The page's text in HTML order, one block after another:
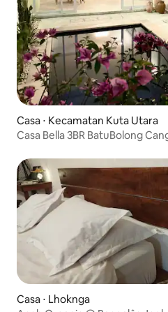
Casa ⋅ Kecamatan Kuta Utara
Casa Bella 3BR BatuBolong
Casa ⋅ Lhoknga